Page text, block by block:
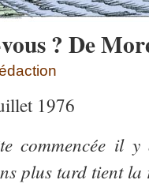
? De
1976
commencée il
plus tard tient la